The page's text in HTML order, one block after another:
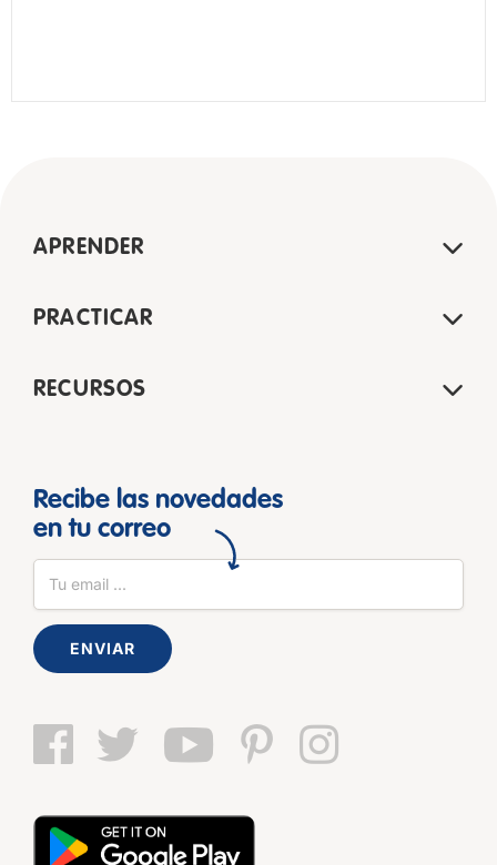
APRENDER
PRACTICAR
RECURSOS
Recibe las novedades
en tu correo
ENVIAR